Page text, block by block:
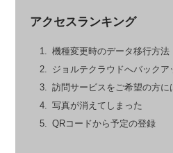
アクセスランキング
機種変更時のデータ移行方法
ジョルテクラウドへバックア
訪問サービスをご希望の方に
写真が消えてしまった
QRコードから予定の登録